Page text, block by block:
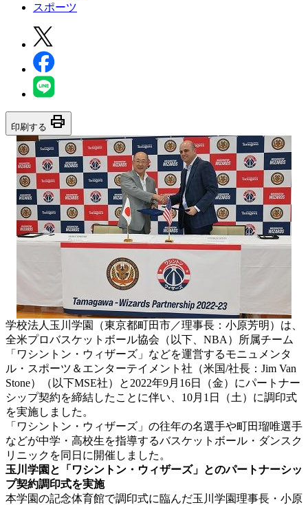
スポーツ
印刷する print
学校法人玉川学園（東京都町田市／理事長：小原芳明）は、
全米プロバスケットボール協会（以下、NBA）所属チーム
「ワシントン・ウィザーズ」などを運営するモニュメンタ
ル・スポーツ＆エンターテイメント社（米国/社長：Jim Van
Stone）（以下MSE社）と2022年9月16日（金）にパートナー
シップ契約を締結したことに伴い、10月1日（土）に調印式
を実施しました。
「ワシントン・ウィザーズ」の往年の名選手や町田瑠唯選手
などが中学・高校生を指導するバスケットボール・ダンスク
リニックを同日に開催しました。
玉川学園と「ワシントン・ウィザーズ」とのパートナーシッ
プ契約調印式を実施
本学園の記念体育館で調印式に臨んだ玉川学園理事長・小原